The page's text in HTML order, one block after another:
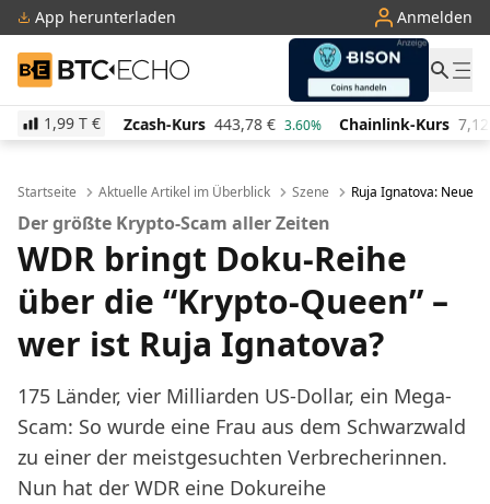
App herunterladen Anmelden
BTC-ECHO
1,99 T €
Zcash-Kurs 443,78 € 3.60% Chainlink-Kurs 7,12 € -0.20%
Startseite Aktuelle Artikel im Überblick Szene Ruja Ignatova: Neue
Der größte Krypto-Scam aller Zeiten
WDR bringt Doku-Reihe
über die “Krypto-Queen” –
wer ist Ruja Ignatova?
175 Länder, vier Milliarden US-Dollar, ein Mega-
Scam: So wurde eine Frau aus dem Schwarzwald
zu einer der meistgesuchten Verbrecherinnen.
Nun hat der WDR eine Dokureihe